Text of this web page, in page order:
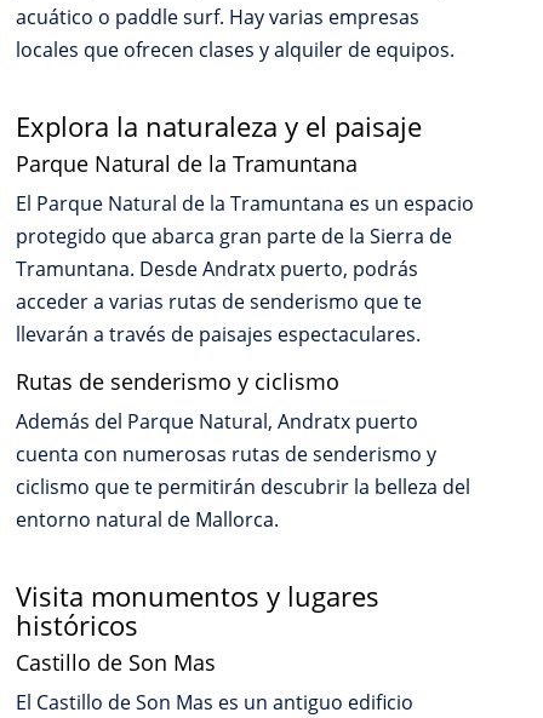
acuático o paddle surf. Hay varias empresas
locales que ofrecen clases y alquiler de equipos.
Explora la naturaleza y el paisaje
Parque Natural de la Tramuntana
El Parque Natural de la Tramuntana es un espacio
protegido que abarca gran parte de la Sierra de
Tramuntana. Desde Andratx puerto, podrás
acceder a varias rutas de senderismo que te
llevarán a través de paisajes espectaculares.
Rutas de senderismo y ciclismo
Además del Parque Natural, Andratx puerto
cuenta con numerosas rutas de senderismo y
ciclismo que te permitirán descubrir la belleza del
entorno natural de Mallorca.
Visita monumentos y lugares
históricos
Castillo de Son Mas
El Castillo de Son Mas es un antiguo edificio